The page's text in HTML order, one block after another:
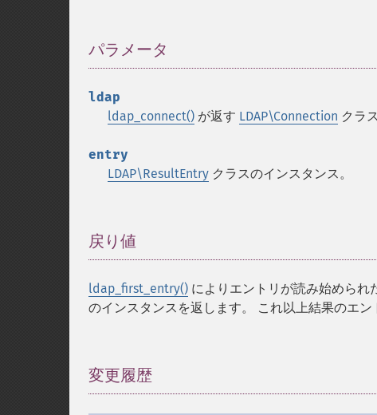
パラメータ
ldap
ldap_connect() が返す LDAP\Connection クラ
entry
LDAP\ResultEntry クラスのインスタンス。
戻り値
ldap_first_entry() によりエントリが読み始められ
のインスタンスを返します。 これ以上結果のエン
変更履歴